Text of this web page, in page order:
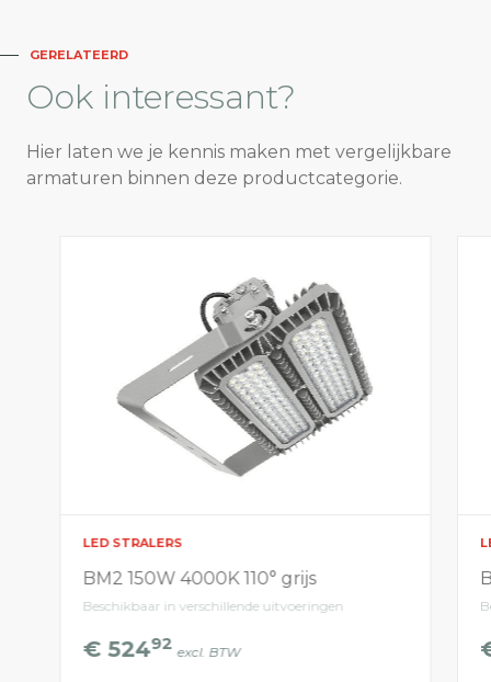
GERELATEERD
Ook interessant?
Hier laten we je kennis maken met vergelijkbare
armaturen binnen deze productcategorie.
LED STRALERS
BM2 150W 4000K 110° grijs
Beschikbaar in verschillende uitvoeringen
€ 52492 excl. BTW